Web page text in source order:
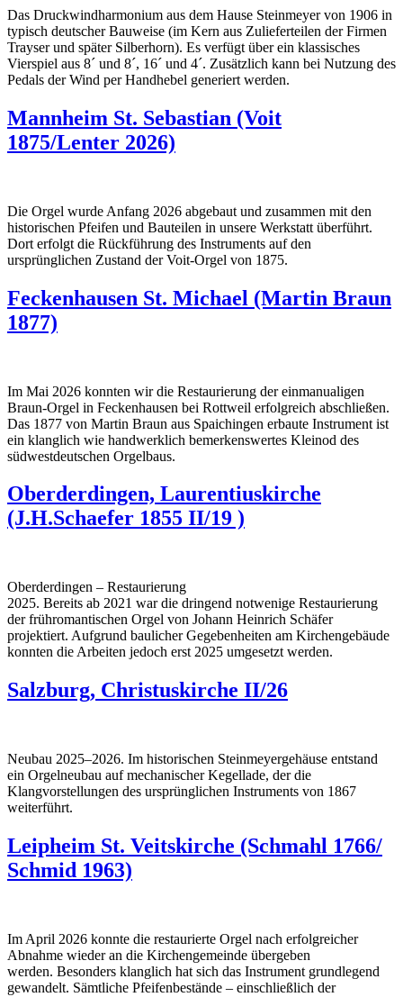
Das Druckwindharmonium aus dem Hause Steinmeyer von 1906 in
typisch deutscher Bauweise (im Kern aus Zulieferteilen der Firmen
Trayser und später Silberhorn). Es verfügt über ein klassisches
Vierspiel aus 8´ und 8´, 16´ und 4´. Zusätzlich kann bei Nutzung des
Pedals der Wind per Handhebel generiert werden.
Mannheim St. Sebastian (Voit
1875/Lenter 2026)
Die Orgel wurde Anfang 2026 abgebaut und zusammen mit den
historischen Pfeifen und Bauteilen in unsere Werkstatt überführt.
Dort erfolgt die Rückführung des Instruments auf den
ursprünglichen Zustand der Voit-Orgel von 1875.
Feckenhausen St. Michael (Martin Braun
1877)
Im Mai 2026 konnten wir die Restaurierung der einmanualigen
Braun-Orgel in Feckenhausen bei Rottweil erfolgreich abschließen.
Das 1877 von Martin Braun aus Spaichingen erbaute Instrument ist
ein klanglich wie handwerklich bemerkenswertes Kleinod des
südwestdeutschen Orgelbaus.
Oberderdingen, Laurentiuskirche
(J.H.Schaefer 1855 II/19 )
Oberderdingen – Restaurierung
2025. Bereits ab 2021 war die dringend notwenige Restaurierung
der frühromantischen Orgel von Johann Heinrich Schäfer
projektiert. Aufgrund baulicher Gegebenheiten am Kirchengebäude
konnten die Arbeiten jedoch erst 2025 umgesetzt werden.
Salzburg, Christuskirche II/26
Neubau 2025–2026. Im historischen Steinmeyergehäuse entstand
ein Orgelneubau auf mechanischer Kegellade, der die
Klangvorstellungen des ursprünglichen Instruments von 1867
weiterführt.
Leipheim St. Veitskirche (Schmahl 1766/
Schmid 1963)
Im April 2026 konnte die restaurierte Orgel nach erfolgreicher
Abnahme wieder an die Kirchengemeinde übergeben
werden. Besonders klanglich hat sich das Instrument grundlegend
gewandelt. Sämtliche Pfeifenbestände – einschließlich der